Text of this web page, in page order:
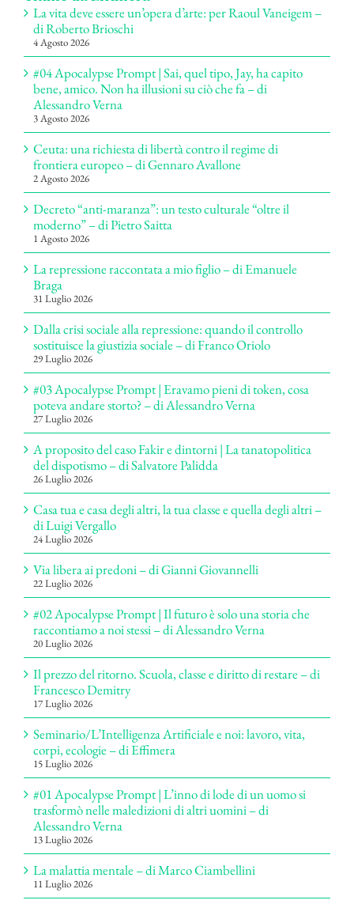
La vita deve essere un’opera d’arte: per Raoul Vaneigem –
di Roberto Brioschi
4 Agosto 2026
#04 Apocalypse Prompt | Sai, quel tipo, Jay, ha capito
bene, amico. Non ha illusioni su ciò che fa – di
Alessandro Verna
3 Agosto 2026
Ceuta: una richiesta di libertà contro il regime di
frontiera europeo – di Gennaro Avallone
2 Agosto 2026
Decreto “anti-maranza”: un testo culturale “oltre il
moderno” – di Pietro Saitta
1 Agosto 2026
La repressione raccontata a mio figlio – di Emanuele
Braga
31 Luglio 2026
Dalla crisi sociale alla repressione: quando il controllo
sostituisce la giustizia sociale – di Franco Oriolo
29 Luglio 2026
#03 Apocalypse Prompt | Eravamo pieni di token, cosa
poteva andare storto? – di Alessandro Verna
27 Luglio 2026
A proposito del caso Fakir e dintorni | La tanatopolitica
del dispotismo – di Salvatore Palidda
26 Luglio 2026
Casa tua e casa degli altri, la tua classe e quella degli altri –
di Luigi Vergallo
24 Luglio 2026
Via libera ai predoni – di Gianni Giovannelli
22 Luglio 2026
#02 Apocalypse Prompt | Il futuro è solo una storia che
raccontiamo a noi stessi – di Alessandro Verna
20 Luglio 2026
Il prezzo del ritorno. Scuola, classe e diritto di restare – di
Francesco Demitry
17 Luglio 2026
Seminario/L’Intelligenza Artificiale e noi: lavoro, vita,
corpi, ecologie – di Effimera
15 Luglio 2026
#01 Apocalypse Prompt | L’inno di lode di un uomo si
trasformò nelle maledizioni di altri uomini – di
Alessandro Verna
13 Luglio 2026
La malattia mentale – di Marco Ciambellini
11 Luglio 2026